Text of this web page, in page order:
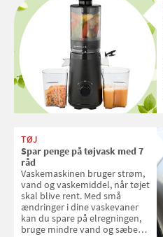
TØJ
Spar penge på tøjvask med 7
råd
Vaskemaskinen bruger strøm,
vand og vaskemiddel, når tøjet
skal blive rent. Med små
ændringer i dine vaskevaner
kan du spare på elregningen,
bruge mindre vand og sæbe